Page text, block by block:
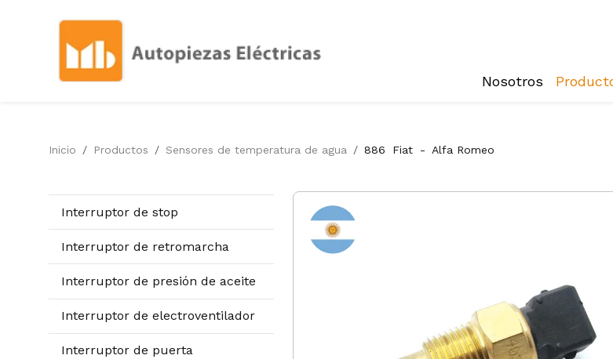
Nosotros
Inicio Productos Sensores de temperatura de agua 886 Fiat - Alfa Romeo
Interruptor de stop
Interruptor de retromarcha
Interruptor de presión de aceite
Interruptor de electroventilador
Interruptor de puerta